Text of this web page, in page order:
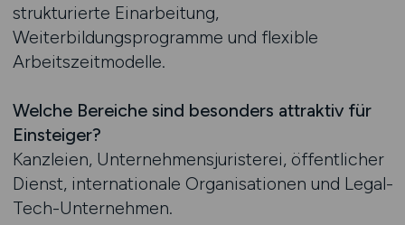
strukturierte Einarbeitung,
Weiterbildungsprogramme und flexible
Arbeitszeitmodelle.
Welche Bereiche sind besonders attraktiv für
Einsteiger?
Kanzleien, Unternehmensjuristerei, öffentlicher
Dienst, internationale Organisationen und Legal-
Tech-Unternehmen.